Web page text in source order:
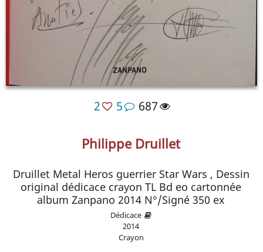
2 5 687
Philippe Druillet
Druillet Metal Heros guerrier Star Wars , Dessin
original dédicace crayon TL Bd eo cartonnée
album Zanpano 2014 N°/Signé 350 ex
Dédicace
2014
Crayon